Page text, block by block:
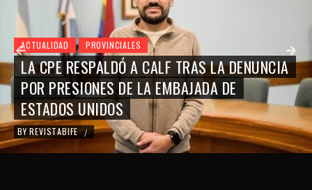
ACTUALIDAD PROVINCIALES
LA CPE RESPALDÓ A CALF TRAS LA DENUNCIA
POR PRESIONES DE LA EMBAJADA DE
ESTADOS UNIDOS
BY REVISTABIFE /